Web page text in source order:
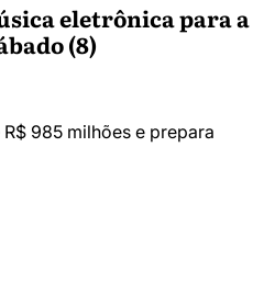
eletrônica para a
(8)